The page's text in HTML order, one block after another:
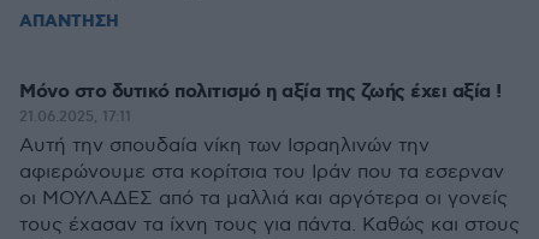
ΑΠΑΝΤΗΣΗ
Μόνο στο δυτικό πολιτισμό η αξία της ζωής έχει αξία !
21.06.2025, 17:11
Αυτή την σπουδαία νίκη των Ισραηλινών την
αφιερώνουμε στα κορίτσια του Ιράν που τα εσερναν
οι ΜΟΥΛΑΔΕΣ από τα μαλλιά και αργότερα οι γονείς
τους έχασαν τα ίχνη τους για πάντα. Καθώς και στους